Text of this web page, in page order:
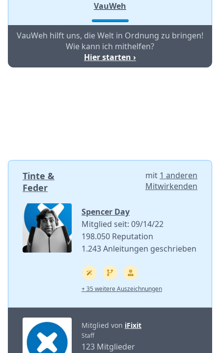
VauWeh
VauWeh hilft uns, die Welt in Ordnung zu bringen!
Wie kann ich mithelfen?
Hier starten ›
Tinte &
Feder
mit 1 anderen
Mitwirkenden
Spencer Day
Mitglied seit: 09/14/22
198.050 Reputation
1.243 Anleitungen geschrieben
+ 35 weitere Auszeichnungen
Mitglied von iFixit
Staff
123 Mitglieder